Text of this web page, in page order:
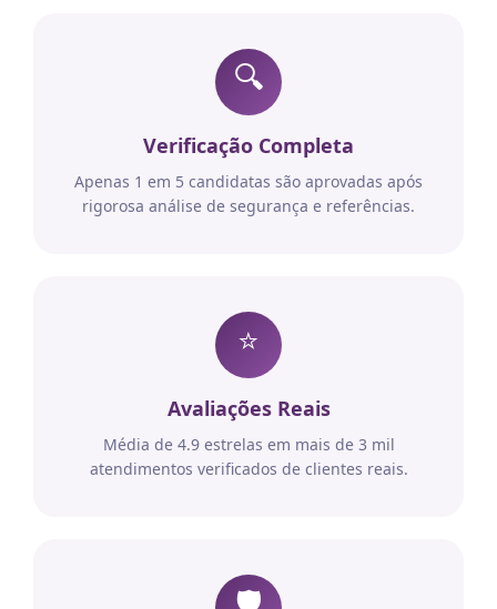
🔍
Verificação Completa
Apenas 1 em 5 candidatas são aprovadas após
rigorosa análise de segurança e referências.
⭐
Avaliações Reais
Média de 4.9 estrelas em mais de 3 mil
atendimentos verificados de clientes reais.